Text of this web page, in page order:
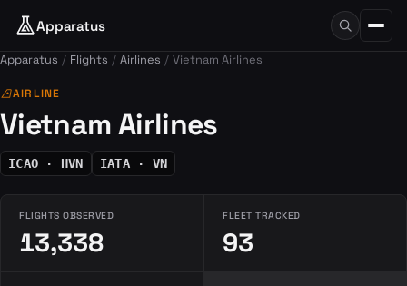
Apparatus
Apparatus Flights Airlines Vietnam Airlines
airlinesAIRLINE
Vietnam Airlines
ICAO · HVN IATA · VN
FLIGHTS OBSERVED
13,338
FLEET TRACKED
93